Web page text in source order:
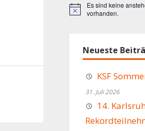
Hinweis
Es sind keine
vorhanden.
Neueste
KSF
31. Juli 2026
14.